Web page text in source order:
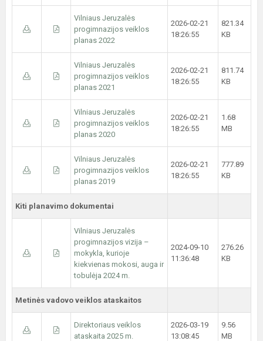
Vilniaus Jeruzalės
progimnazijos veiklos
planas 2022
2026-02-21
18:26:55
821.34
KB
Vilniaus Jeruzalės
progimnazijos veiklos
planas 2021
2026-02-21
18:26:55
811.74
KB
Vilniaus Jeruzalės
progimnazijos veiklos
planas 2020
2026-02-21
18:26:55
1.68
MB
Vilniaus Jeruzalės
progimnazijos veiklos
planas 2019
2026-02-21
18:26:55
777.89
KB
Kiti planavimo dokumentai
Vilniaus Jeruzalės
progimnazijos vizija –
mokykla, kurioje
kiekvienas mokosi, auga ir
tobulėja 2024 m.
2024-09-10
11:36:48
276.26
KB
Metinės vadovo veiklos ataskaitos
Direktoriaus veiklos
ataskaita 2025 m.
2026-03-19
13:08:45
9.56
MB